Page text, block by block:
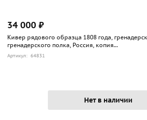
34 000 ₽
Кивер рядового образца 1808 года,
гренадерского полка, Россия, копия...
Артикул: 64831
Нет в наличии